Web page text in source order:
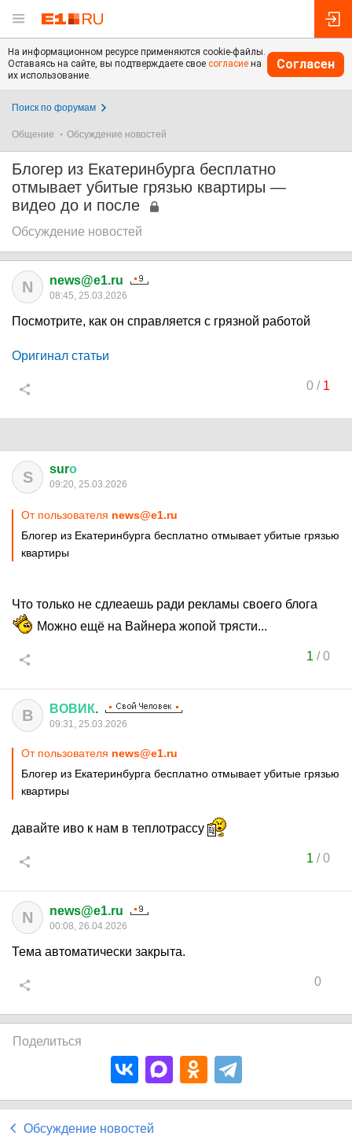
На информационном ресурсе применяются cookie-файлы.
Оставаясь на сайте, вы подтверждаете свое согласие на
их использование.
Согласен
Поиск по форумам
Общение Обсуждение новостей
Блогер из Екатеринбурга бесплатно
отмывает убитые грязью квартиры —
видео до и после
Обсуждение новостей
N news@e1.ru
08:45, 25.03.2026
Посмотрите, как он справляется с грязной работой
Оригинал статьи
0/ 1
S surо
09:20, 25.03.2026
От пользователя news@e1.ru
Блогер из Екатеринбурга бесплатно отмывает убитые грязью
квартиры
Что только не сдлеаешь ради рекламы своего блога
Можно ещё на Вайнера жопой трясти...
1 /0
В ВОВИК.
09:31, 25.03.2026
От пользователя news@e1.ru
Блогер из Екатеринбурга бесплатно отмывает убитые грязью
квартиры
давайте иво к нам в теплотрассу
1 /0
N news@e1.ru
00:08, 26.04.2026
Тема автоматически закрыта.
0
Поделиться
Обсуждение новостей